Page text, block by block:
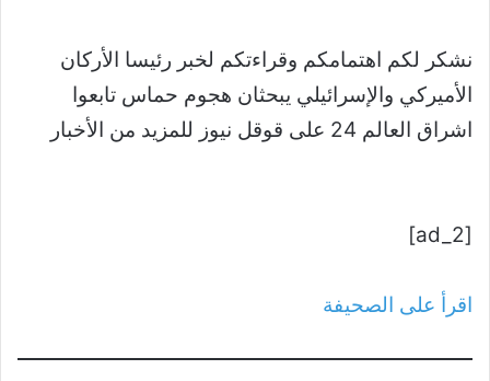
نشكر لكم اهتمامكم وقراءتكم لخبر رئيسا الأركان
الأميركي والإسرائيلي يبحثان هجوم حماس تابعوا
اشراق العالم 24 على قوقل نيوز للمزيد من الأخبار
[ad_2]
اقرأ على الصحيفة